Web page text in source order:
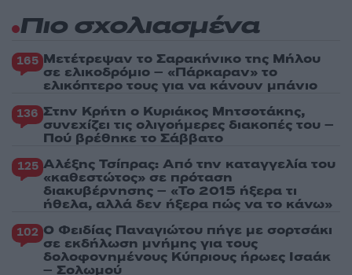
Πιο σχολιασμένα
165 Μετέτρεψαν το Σαρακήνικο της Μήλου
σε ελικοδρόμιο – «Πάρκαραν» το
ελικόπτερο τους για να κάνουν μπάνιο
136 Στην Κρήτη ο Κυριάκος Μητσοτάκης,
συνεχίζει τις ολιγοήμερες διακοπές του –
Πού βρέθηκε το Σάββατο
125 Αλέξης Τσίπρας: Από την καταγγελία του
«καθεστώτος» σε πρόταση
διακυβέρνησης – «Το 2015 ήξερα τι
ήθελα, αλλά δεν ήξερα πώς να το κάνω»
102 Ο Φειδίας Παναγιώτου πήγε με σορτσάκι
σε εκδήλωση μνήμης για τους
δολοφονημένους Κύπριους ήρωες Ισαάκ
– Σολωμού